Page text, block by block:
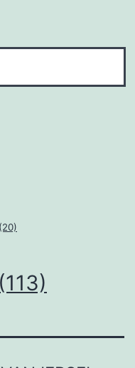
(20)
(113)